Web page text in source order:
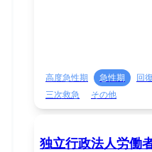
高度急性期 急性期 回
三次救急
その他
独立行政法人労働